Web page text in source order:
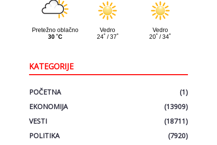
KATEGORIJE
POČETNA
(1)
EKONOMIJA
(13909)
VESTI
(18711)
POLITIKA
(7920)